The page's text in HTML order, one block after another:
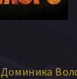
Доминика